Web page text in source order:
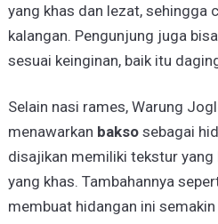
yang khas dan lezat, sehingga
kalangan. Pengunjung juga
sesuai keinginan, baik itu
Selain nasi rames, Warung
menawarkan baksosebagai
disajikan memiliki tekstur
yang khas. Tambahannya
membuat hidangan ini semakin